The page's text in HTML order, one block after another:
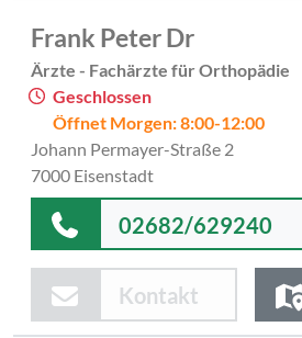
Frank Peter Dr
Ärzte - Fachärzte für Orthopädie
Geschlossen
Öffnet Morgen: 8:00-12:00
Johann Permayer-Straße 2
7000 Eisenstadt
02682/629240
Kontakt